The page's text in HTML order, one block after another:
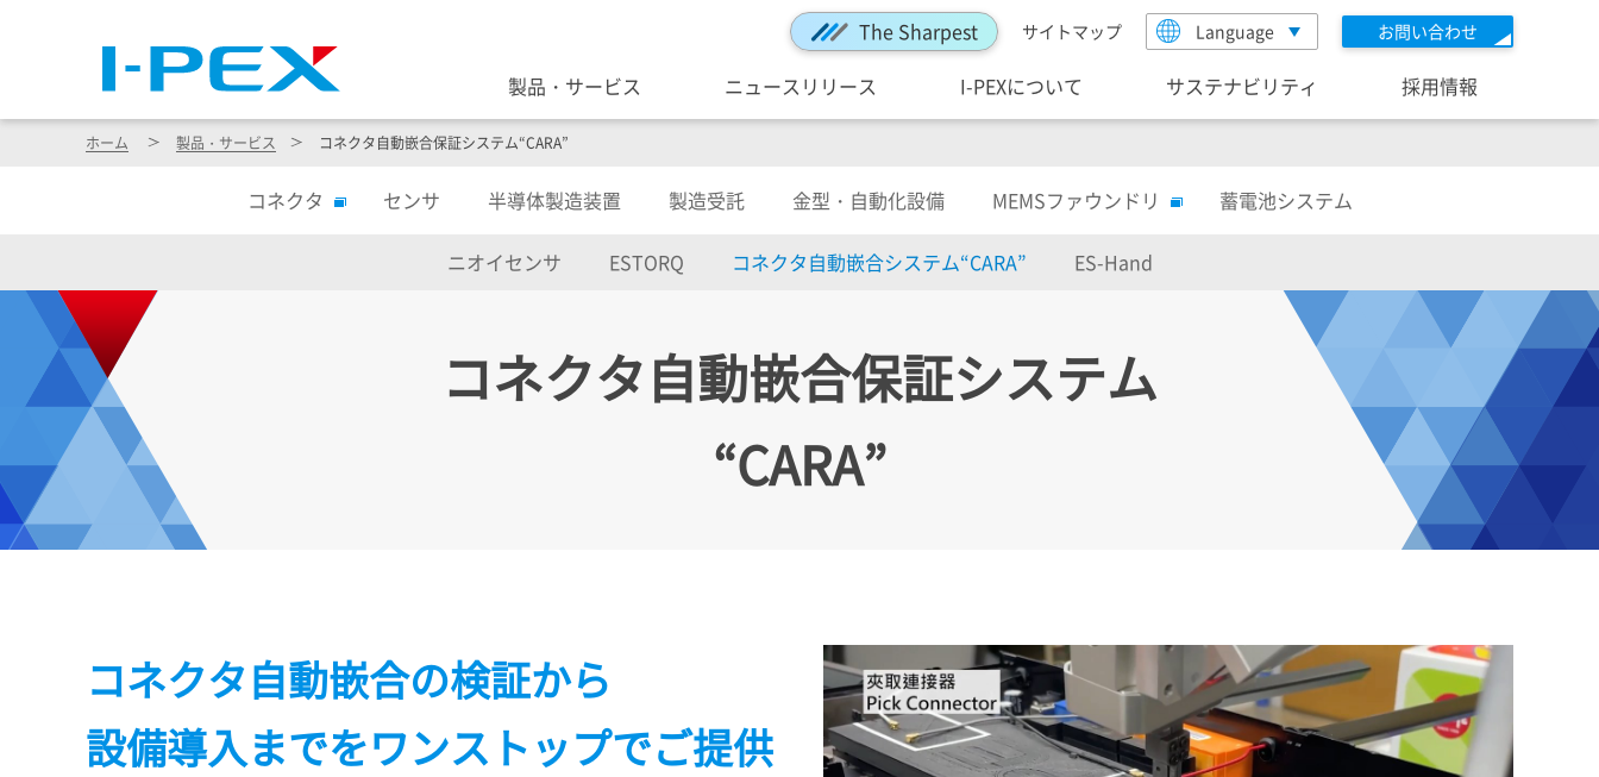
The Sharpest サイトマップ Language お問い合わせ
製品・サービス ニュースリリース I-PEXについて サステナビリティ 採用情報
ホーム 製品・サービス コネクタ自動嵌合保証システム“CARA”
コネクタ センサ 半導体製造装置 製造受託 金型・自動化設備 MEMSファウンドリ 蓄電池システム
ニオイセンサ ESTORQ コネクタ自動嵌合システム“CARA” ES-Hand
コネクタ自動嵌合保証システム
“CARA”
コネクタ自動嵌合の検証から
設備導入までをワンストップでご提供